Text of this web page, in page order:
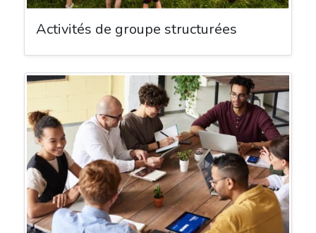
Activités de groupe structurées